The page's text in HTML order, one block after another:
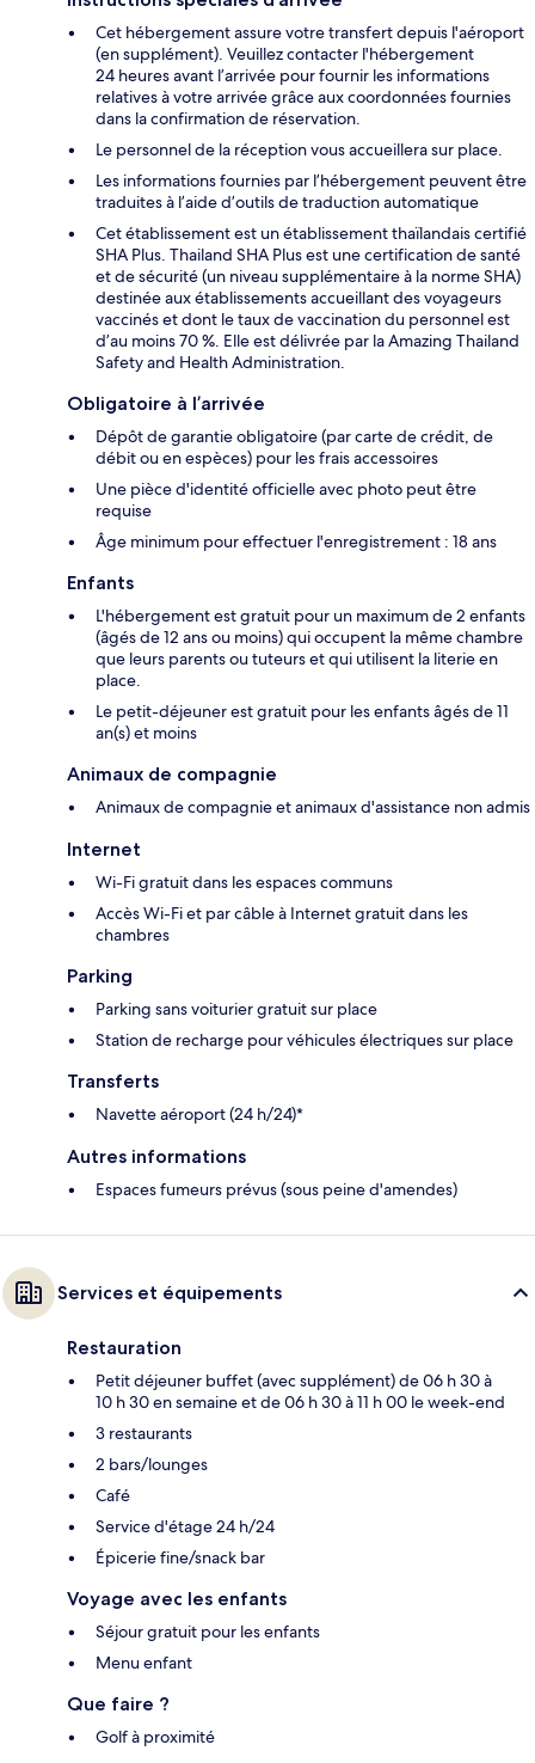
Cet hébergement assure votre transfert depuis l'aéroport
(en supplément). Veuillez contacter l'hébergement
24 heures avant l’arrivée pour fournir les informations
relatives à votre arrivée grâce aux coordonnées fournies
dans la confirmation de réservation.
Le personnel de la réception vous accueillera sur place.
Les informations fournies par l’hébergement peuvent être
traduites à l’aide d’outils de traduction automatique
Cet établissement est un établissement thaïlandais certifié
SHA Plus. Thailand SHA Plus est une certification de santé
et de sécurité (un niveau supplémentaire à la norme SHA)
destinée aux établissements accueillant des voyageurs
vaccinés et dont le taux de vaccination du personnel est
d’au moins 70 %. Elle est délivrée par la Amazing Thailand
Safety and Health Administration.
Obligatoire à l’arrivée
Dépôt de garantie obligatoire (par carte de crédit, de
débit ou en espèces) pour les frais accessoires
Une pièce d'identité officielle avec photo peut être
requise
Âge minimum pour effectuer l'enregistrement : 18 ans
Enfants
L'hébergement est gratuit pour un maximum de 2 enfants
(âgés de 12 ans ou moins) qui occupent la même chambre
que leurs parents ou tuteurs et qui utilisent la literie en
place.
Le petit-déjeuner est gratuit pour les enfants âgés de 11
an(s) et moins
Animaux de compagnie
Animaux de compagnie et animaux d'assistance non admis
Internet
Wi-Fi gratuit dans les espaces communs
Accès Wi-Fi et par câble à Internet gratuit dans les
chambres
Parking
Parking sans voiturier gratuit sur place
Station de recharge pour véhicules électriques sur place
Transferts
Navette aéroport (24 h/24)*
Autres informations
Espaces fumeurs prévus (sous peine d'amendes)
Services et équipements
Restauration
Petit déjeuner buffet (avec supplément) de 06 h 30 à
10 h 30 en semaine et de 06 h 30 à 11 h 00 le week-end
3 restaurants
2 bars/lounges
Café
Service d'étage 24 h/24
Épicerie fine/snack bar
Voyage avec les enfants
Séjour gratuit pour les enfants
Menu enfant
Que faire ?
Golf à proximité